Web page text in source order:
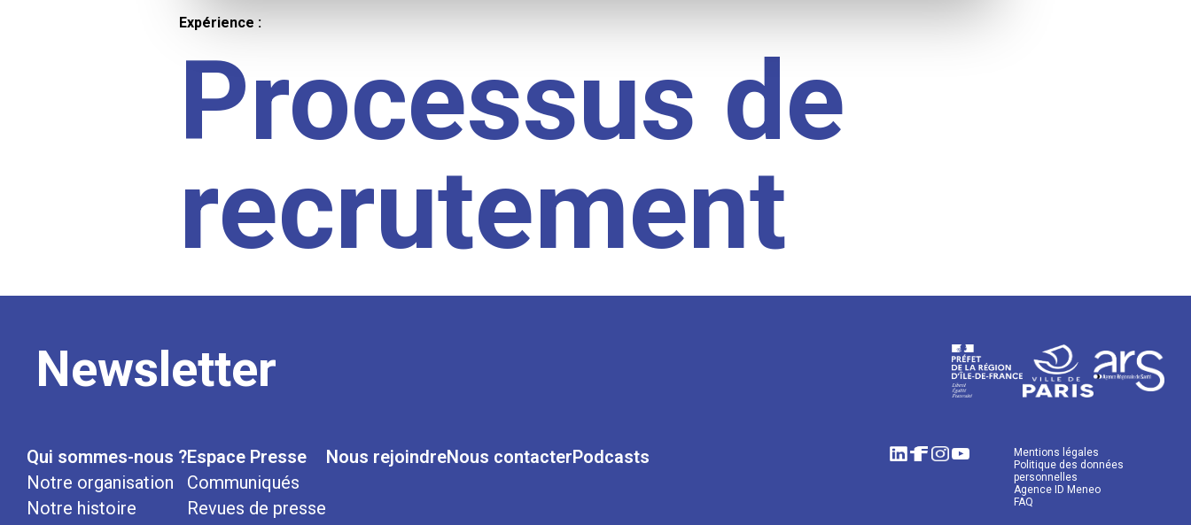
Expérience :
Processus de
recrutement
Newsletter
Qui sommes-nous ?
Notre organisation
Notre histoire
Espace Presse
Communiqués
Revues de presse
Nous rejoindreNous contacterPodcasts
Mentions légales
Politique des données
personnelles
Agence ID Meneo
FAQ